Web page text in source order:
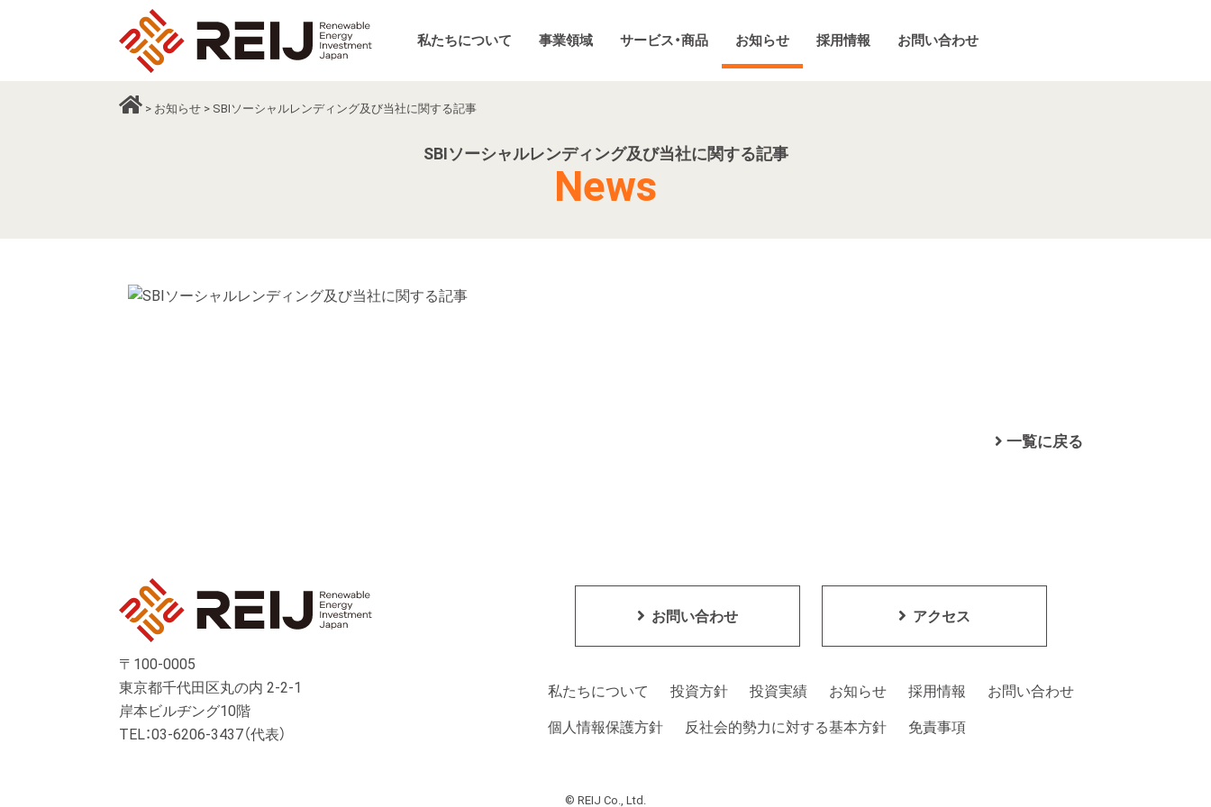
私たちについて 事業領域 サービス・商品 お知らせ 採用情報 お問い合わせ
> お知らせ > SBIソーシャルレンディング及び当社に関する記事
SBIソーシャルレンディング及び当社に関する記事
News
一覧に戻る
〒100-0005
東京都千代田区丸の内 2-2-1
岸本ビルヂング10階
TEL：03-6206-3437（代表）
お問い合わせ アクセス
私たちについて 投資方針 投資実績 お知らせ 採用情報 お問い合わせ
個人情報保護方針 反社会的勢力に対する基本方針 免責事項
© REIJ Co., Ltd.